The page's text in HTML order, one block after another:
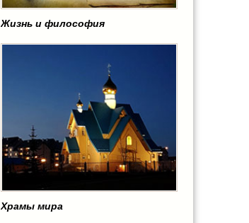
Жизнь и философия
Храмы мира